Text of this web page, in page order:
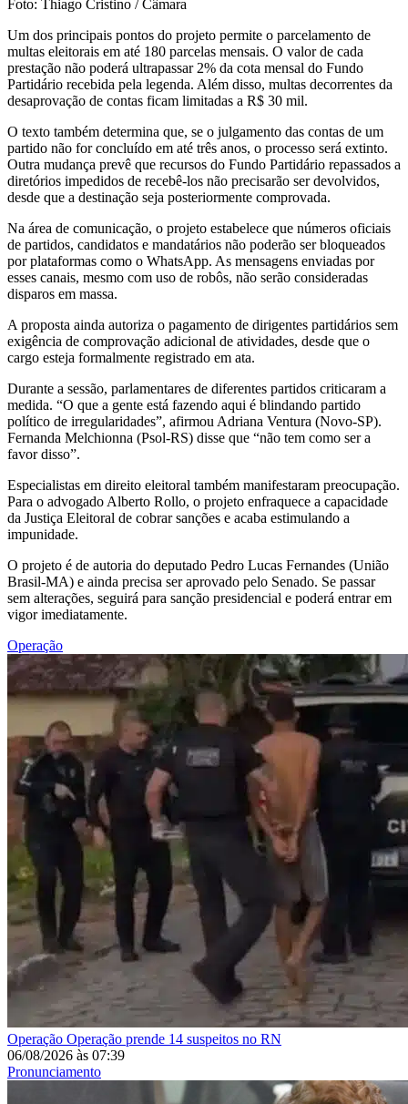
Foto: Thiago Cristino / Câmara
Um dos principais pontos do projeto permite o parcelamento de
multas eleitorais em até 180 parcelas mensais. O valor de cada
prestação não poderá ultrapassar 2% da cota mensal do Fundo
Partidário recebida pela legenda. Além disso, multas decorrentes da
desaprovação de contas ficam limitadas a R$ 30 mil.
O texto também determina que, se o julgamento das contas de um
partido não for concluído em até três anos, o processo será extinto.
Outra mudança prevê que recursos do Fundo Partidário repassados a
diretórios impedidos de recebê-los não precisarão ser devolvidos,
desde que a destinação seja posteriormente comprovada.
Na área de comunicação, o projeto estabelece que números oficiais
de partidos, candidatos e mandatários não poderão ser bloqueados
por plataformas como o WhatsApp. As mensagens enviadas por
esses canais, mesmo com uso de robôs, não serão consideradas
disparos em massa.
A proposta ainda autoriza o pagamento de dirigentes partidários sem
exigência de comprovação adicional de atividades, desde que o
cargo esteja formalmente registrado em ata.
Durante a sessão, parlamentares de diferentes partidos criticaram a
medida. “O que a gente está fazendo aqui é blindando partido
político de irregularidades”, afirmou Adriana Ventura (Novo-SP).
Fernanda Melchionna (Psol-RS) disse que “não tem como ser a
favor disso”.
Especialistas em direito eleitoral também manifestaram preocupação.
Para o advogado Alberto Rollo, o projeto enfraquece a capacidade
da Justiça Eleitoral de cobrar sanções e acaba estimulando a
impunidade.
O projeto é de autoria do deputado Pedro Lucas Fernandes (União
Brasil-MA) e ainda precisa ser aprovado pelo Senado. Se passar
sem alterações, seguirá para sanção presidencial e poderá entrar em
vigor imediatamente.
Operação
Operação Operação prende 14 suspeitos no RN
06/08/2026 às 07:39
Pronunciamento